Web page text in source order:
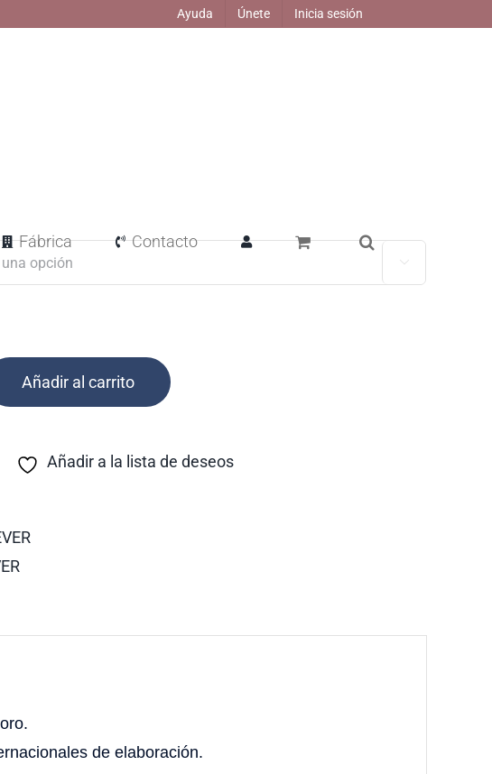
Ayuda Únete Inicia sesión
Fábrica Contacto

Añadir al carrito
Añadir a la lista de deseos
de elaboración.